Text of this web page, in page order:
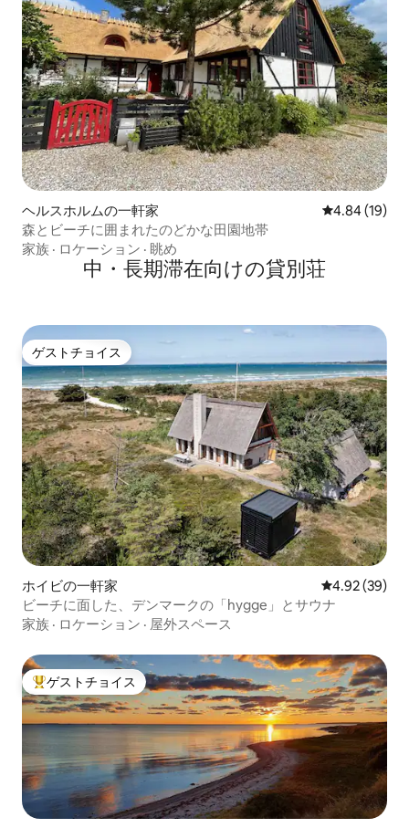
ヘルスホルムの一軒家 レビュー19
4.84 (19)
森とビーチに囲まれたのどかな田園地帯
家族 · ロケーション · 眺め
中・長期滞在向けの貸別荘
ゲストチョイス
ゲストチョイス
ホイビの一軒家 レビュー39
4.92 (39)
ビーチに面した、デンマークの「hygge」とサウナ
家族 · ロケーション · 屋外スペース
大好評のゲストチョイスです。
ゲストチョイス